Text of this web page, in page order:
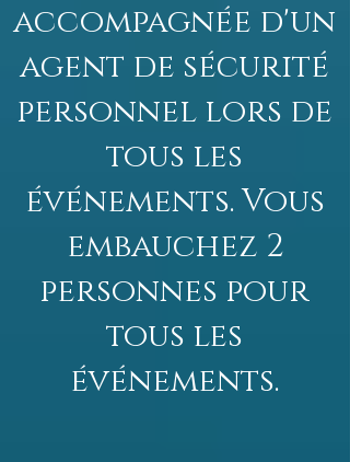
accompagnée d'un
agent de sécurité
personnel lors de
tous les
événements. Vous
embauchez 2
personnes pour
tous les
événements.